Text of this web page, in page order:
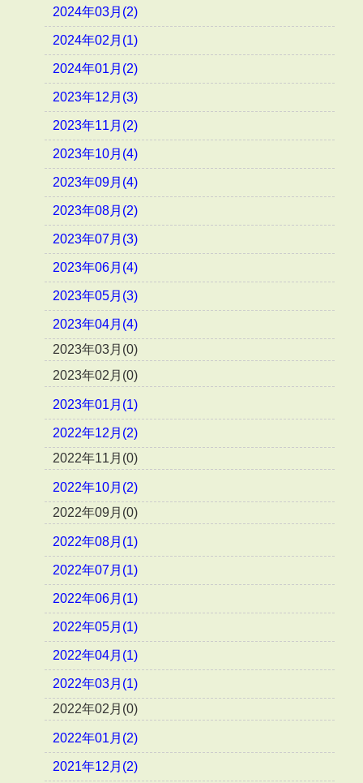
2024年03月(2)
2024年02月(1)
2024年01月(2)
2023年12月(3)
2023年11月(2)
2023年10月(4)
2023年09月(4)
2023年08月(2)
2023年07月(3)
2023年06月(4)
2023年05月(3)
2023年04月(4)
2023年03月(0)
2023年02月(0)
2023年01月(1)
2022年12月(2)
2022年11月(0)
2022年10月(2)
2022年09月(0)
2022年08月(1)
2022年07月(1)
2022年06月(1)
2022年05月(1)
2022年04月(1)
2022年03月(1)
2022年02月(0)
2022年01月(2)
2021年12月(2)